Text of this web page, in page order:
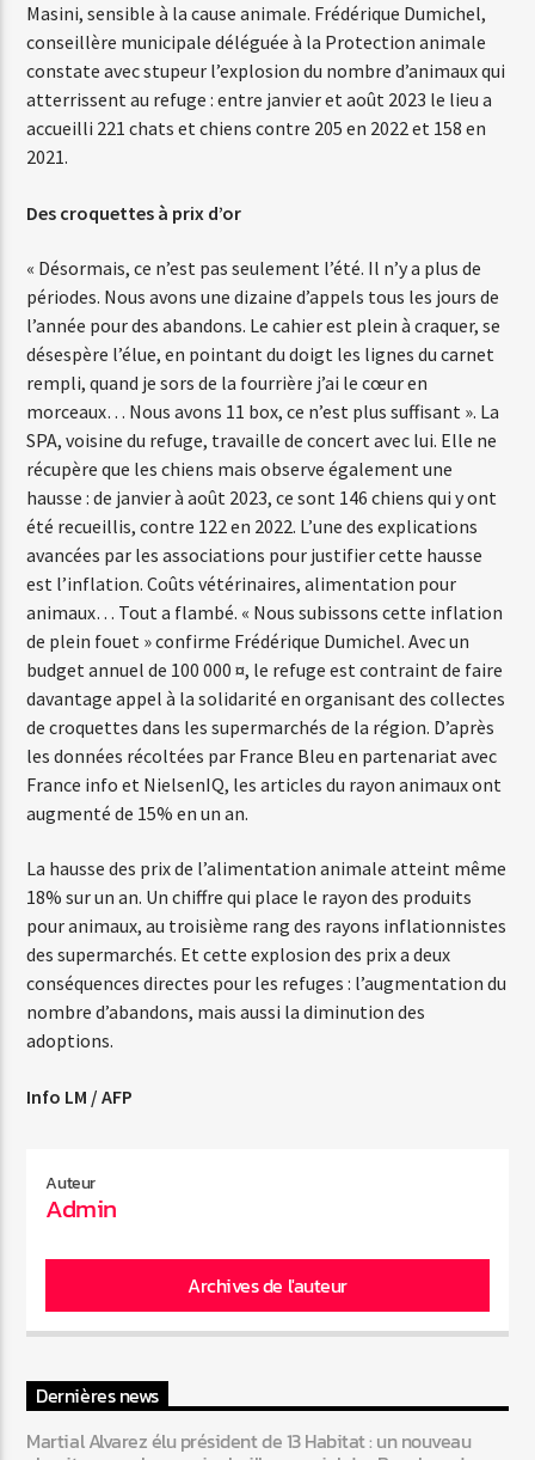
Web-Radio-Italia
Masini, sensible à la cause animale. Frédérique Dumichel,
conseillère municipale déléguée à la Protection animale
constate avec stupeur l’explosion du nombre d’animaux qui
atterrissent au refuge : entre janvier et août 2023 le lieu a
accueilli 221 chats et chiens contre 205 en 2022 et 158 en
2021.
Des croquettes à prix d’or
« Désormais, ce n’est pas seulement l’été. Il n’y a plus de
périodes. Nous avons une dizaine d’appels tous les jours de
l’année pour des abandons. Le cahier est plein à craquer, se
désespère l’élue, en pointant du doigt les lignes du carnet
rempli, quand je sors de la fourrière j’ai le cœur en
morceaux… Nous avons 11 box, ce n’est plus suffisant ». La
SPA, voisine du refuge, travaille de concert avec lui. Elle ne
récupère que les chiens mais observe également une
hausse : de janvier à août 2023, ce sont 146 chiens qui y ont
été recueillis, contre 122 en 2022. L’une des explications
avancées par les associations pour justifier cette hausse
est l’inflation. Coûts vétérinaires, alimentation pour
animaux… Tout a flambé. « Nous subissons cette inflation
de plein fouet » confirme Frédérique Dumichel. Avec un
budget annuel de 100 000 ¤, le refuge est contraint de faire
davantage appel à la solidarité en organisant des collectes
de croquettes dans les supermarchés de la région. D’après
les données récoltées par France Bleu en partenariat avec
France info et NielsenIQ, les articles du rayon animaux ont
augmenté de 15% en un an.
La hausse des prix de l’alimentation animale atteint même
18% sur un an. Un chiffre qui place le rayon des produits
pour animaux, au troisième rang des rayons inflationnistes
des supermarchés. Et cette explosion des prix a deux
conséquences directes pour les refuges : l’augmentation du
nombre d’abandons, mais aussi la diminution des
adoptions.
Info LM / AFP
Auteur
Admin
Archives de l'auteur
Dernières news
Martial Alvarez élu président de 13 Habitat : un nouveau